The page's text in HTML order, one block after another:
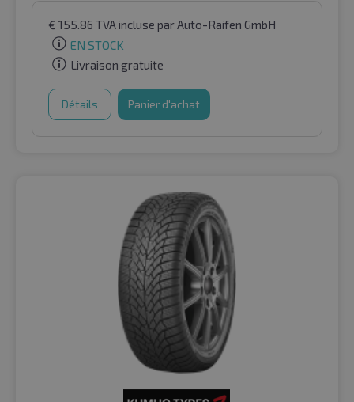
€ 155.86 TVA incluse par Auto-Raifen GmbH
EN STOCK
Livraison gratuite
Détails Panier d'achat